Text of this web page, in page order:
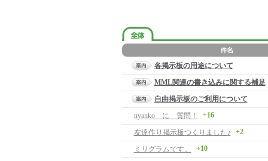
各掲示板の用途について
MML関連の書き込みに関する補足
自由掲示板のご利用について
nyanko に 質問！
+16
友達作り掲示板つくりました♪ +2
ミリグラムです。 +10